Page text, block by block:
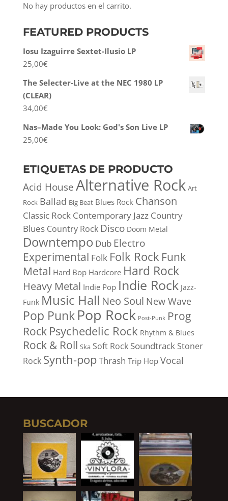
No hay productos en el carrito.
FEATURED PRODUCTS
Iosu Izaguirre Sextet-Ilusio LP
25,00€
The Selecter-Live at the NEC 1980 LP
(CLEAR)
34,00€
Nas–Made You Look: God's Son Live LP
25,00€
ETIQUETAS DE PRODUCTO
Acid HouseAlternative Rock Art
Rock Ballad Big Beat Blues Rock Chanson
Classic Rock Contemporary Jazz Country
Blues Country Rock Disco Doom Metal
Downtempo Dub Electro
Experimental Folk Folk Rock Funk
Metal Hard Bop Hardcore Hard Rock
Heavy Metal Indie Pop Indie Rock Jazz-
Funk Music Hall Neo Soul New Wave
Pop PunkPop Rock Post-Punk Prog
Rock Psychedelic Rock Rhythm & Blues
Rock & Roll Ska Soft Rock Soundtrack Stoner
Rock Synth-popThrash Trip Hop Vocal
BUSCADOR